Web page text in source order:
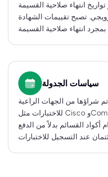
انتهاء صلاحية القسيمة
تصبح تقييمات الشهادة
سياسات الجدولة
شراؤها من الجهات الراعية
للاختبارات مثل Cisco وCompTIA وMicrosoft وغيرها عند
أكواد القسائم بدلاً من الدفع